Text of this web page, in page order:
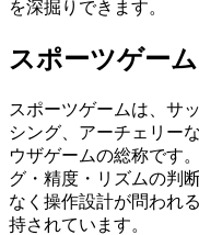
を深掘りできます。
スポーツゲー
スポーツゲームは、サ
シング、アーチェリー
ウザゲームの総称です
グ・精度・リズムの判
なく操作設計が問われ
持されています。